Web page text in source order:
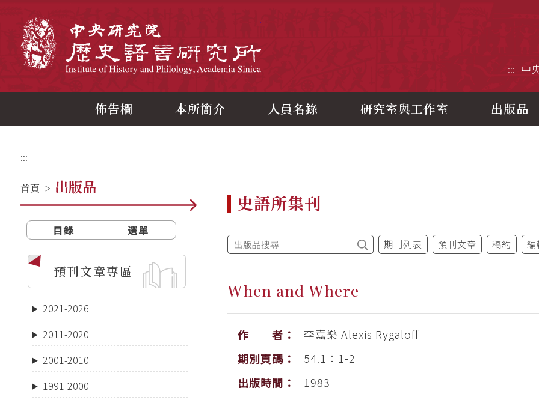
::: 中
佈告欄 本所簡介 人員名錄 研究室與工作室 出版品
:::
首頁 > 出版品
目錄 選單
預刊文章專區
2021-2026
2011-2020
2001-2010
1991-2000
史語所集刊
期刊列表 預刊文章 稿約 編
When and Where
作 者： 李嘉樂Alexis Rygaloff
期別頁碼：
54.1：1-2
出版時間：
1983